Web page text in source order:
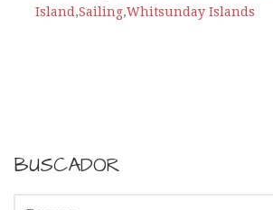
Island ,Sailing,Whitsunday Islands
BUSCADOR